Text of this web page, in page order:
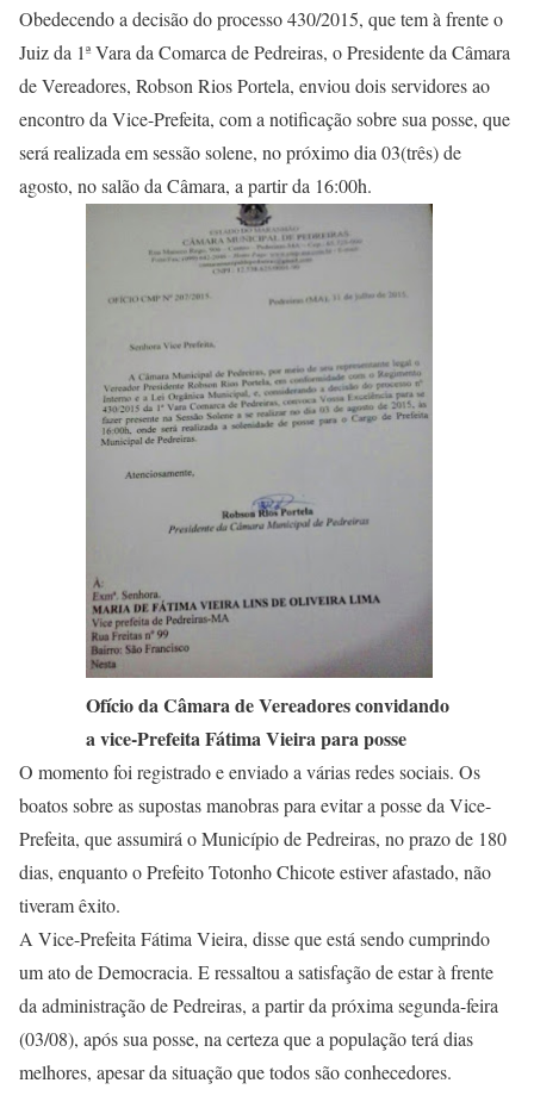
Obedecendo a decisão do processo 430/2015, que tem à frente o
Juiz da 1ª Vara da Comarca de Pedreiras, o Presidente da Câmara
de Vereadores, Robson Rios Portela, enviou dois servidores ao
encontro da Vice-Prefeita, com a notificação sobre sua posse, que
será realizada em sessão solene, no próximo dia 03(três) de
agosto, no salão da Câmara, a partir da 16:00h.
Ofício da Câmara de Vereadores convidando
a vice-Prefeita Fátima Vieira para posse
O momento foi registrado e enviado a várias redes sociais. Os
boatos sobre as supostas manobras para evitar a posse da Vice-
Prefeita, que assumirá o Município de Pedreiras, no prazo de 180
dias, enquanto o Prefeito Totonho Chicote estiver afastado, não
tiveram êxito.
A Vice-Prefeita Fátima Vieira, disse que está sendo cumprindo
um ato de Democracia. E ressaltou a satisfação de estar à frente
da administração de Pedreiras, a partir da próxima segunda-feira
(03/08), após sua posse, na certeza que a população terá dias
melhores, apesar da situação que todos são conhecedores.